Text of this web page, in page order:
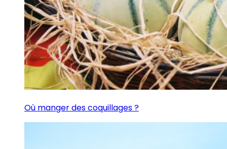
Où manger des coquillages ?